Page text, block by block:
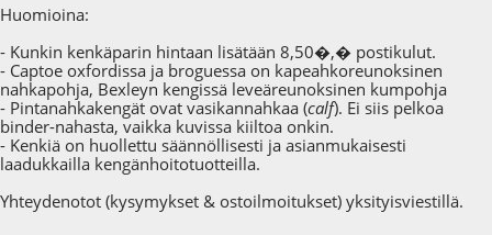
Huomioina:
- Kunkin kenkäparin hintaan lisätään 8,50�,� postikulut.
- Captoe oxfordissa ja broguessa on kapeahkoreunoksinen
nahkapohja, Bexleyn kengissä leveäreunoksinen kumpohja
- Pintanahkakengät ovat vasikannahkaa (calf). Ei siis pelkoa
binder-nahasta, vaikka kuvissa kiiltoa onkin.
- Kenkiä on huollettu säännöllisesti ja asianmukaisesti
laadukkailla kengänhoitotuotteilla.
Yhteydenotot (kysymykset & ostoilmoitukset) yksityisviestillä.